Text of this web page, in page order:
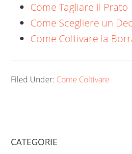
Come Tagliare il Prato
Come Scegliere un
Come Coltivare la
Filed Under: Come Coltivare
CATEGORIE